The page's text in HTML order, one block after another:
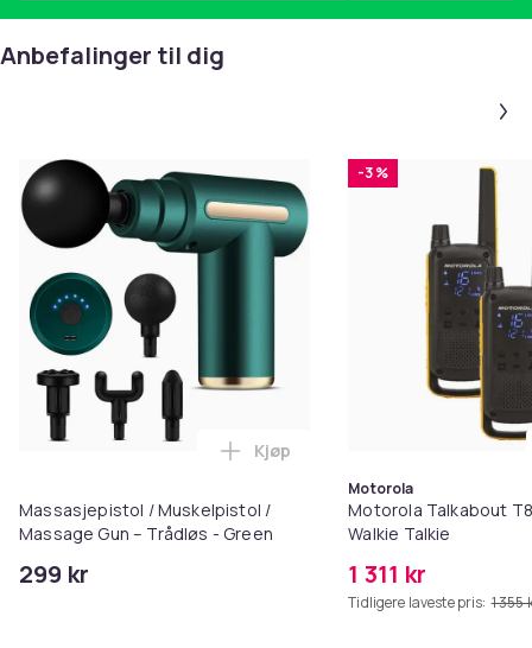
Anbefalinger til dig
Massasjepistol / Muskelpistol /
Massage Gun – Trådløs - Green
299 kr
Legg Massasjepistol /
Kjøp
-3 %
Motorola
Motorola Talkabout
Walkie Talkie
1 311 kr
Tidligere laveste pris: 1 355